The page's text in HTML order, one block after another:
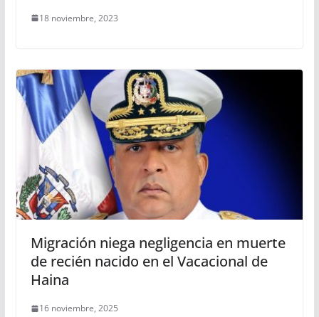
18 noviembre, 2023
Migración niega negligencia en muerte
de recién nacido en el Vacacional de
Haina
16 noviembre, 2025